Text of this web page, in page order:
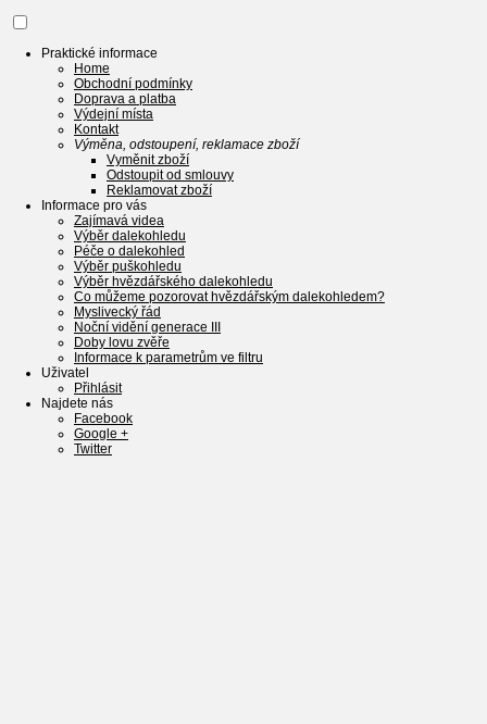
Praktické informace
Home
Obchodní podmínky
Doprava a platba
Výdejní místa
Kontakt
Výměna, odstoupení, reklamace zboží
Vyměnit zboží
Odstoupit od smlouvy
Reklamovat zboží
Informace pro vás
Zajímavá videa
Výběr dalekohledu
Péče o dalekohled
Výběr puškohledu
Výběr hvězdářského dalekohledu
Co můžeme pozorovat hvězdářským dalekohledem?
Myslivecký řád
Noční vidění generace III
Doby lovu zvěře
Informace k parametrům ve filtru
Uživatel
Přihlásit
Najdete nás
Facebook
Google +
Twitter